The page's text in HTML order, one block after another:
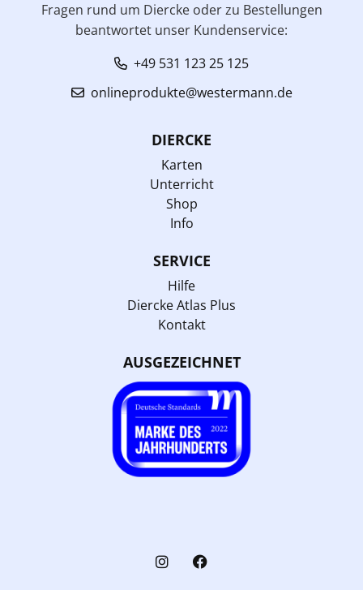
Fragen rund um Diercke oder zu Bestellungen
beantwortet unser Kundenservice:
+49 531 123 25 125
onlineprodukte@westermann.de
DIERCKE
Karten
Unterricht
Shop
Info
SERVICE
Hilfe
Diercke Atlas Plus
Kontakt
AUSGEZEICHNET